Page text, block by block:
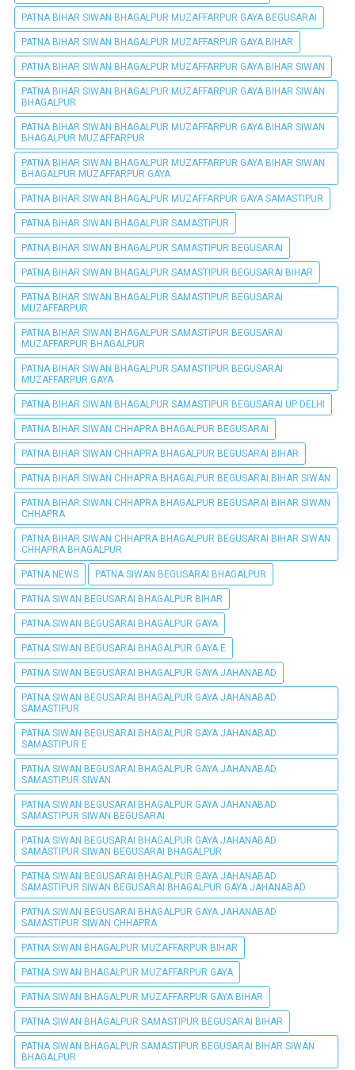
PATNA BIHAR SIWAN BHAGALPUR MUZAFFARPUR GAYA BEGUSARAI
PATNA BIHAR SIWAN BHAGALPUR MUZAFFARPUR GAYA BIHAR
PATNA BIHAR SIWAN BHAGALPUR MUZAFFARPUR GAYA BIHAR SIWAN
PATNA BIHAR SIWAN BHAGALPUR MUZAFFARPUR GAYA BIHAR SIWAN
BHAGALPUR
PATNA BIHAR SIWAN BHAGALPUR MUZAFFARPUR GAYA BIHAR SIWAN
BHAGALPUR MUZAFFARPUR
PATNA BIHAR SIWAN BHAGALPUR MUZAFFARPUR GAYA BIHAR SIWAN
BHAGALPUR MUZAFFARPUR GAYA
PATNA BIHAR SIWAN BHAGALPUR MUZAFFARPUR GAYA SAMASTIPUR
PATNA BIHAR SIWAN BHAGALPUR SAMASTIPUR
PATNA BIHAR SIWAN BHAGALPUR SAMASTIPUR BEGUSARAI
PATNA BIHAR SIWAN BHAGALPUR SAMASTIPUR BEGUSARAI BIHAR
PATNA BIHAR SIWAN BHAGALPUR SAMASTIPUR BEGUSARAI
MUZAFFARPUR
PATNA BIHAR SIWAN BHAGALPUR SAMASTIPUR BEGUSARAI
MUZAFFARPUR BHAGALPUR
PATNA BIHAR SIWAN BHAGALPUR SAMASTIPUR BEGUSARAI
MUZAFFARPUR GAYA
PATNA BIHAR SIWAN BHAGALPUR SAMASTIPUR BEGUSARAI UP DELHI
PATNA BIHAR SIWAN CHHAPRA BHAGALPUR BEGUSARAI
PATNA BIHAR SIWAN CHHAPRA BHAGALPUR BEGUSARAI BIHAR
PATNA BIHAR SIWAN CHHAPRA BHAGALPUR BEGUSARAI BIHAR SIWAN
PATNA BIHAR SIWAN CHHAPRA BHAGALPUR BEGUSARAI BIHAR SIWAN
CHHAPRA
PATNA BIHAR SIWAN CHHAPRA BHAGALPUR BEGUSARAI BIHAR SIWAN
CHHAPRA BHAGALPUR
PATNA NEWS PATNA SIWAN BEGUSARAI BHAGALPUR
PATNA SIWAN BEGUSARAI BHAGALPUR BIHAR
PATNA SIWAN BEGUSARAI BHAGALPUR GAYA
PATNA SIWAN BEGUSARAI BHAGALPUR GAYA E
PATNA SIWAN BEGUSARAI BHAGALPUR GAYA JAHANABAD
PATNA SIWAN BEGUSARAI BHAGALPUR GAYA JAHANABAD
SAMASTIPUR
PATNA SIWAN BEGUSARAI BHAGALPUR GAYA JAHANABAD
SAMASTIPUR E
PATNA SIWAN BEGUSARAI BHAGALPUR GAYA JAHANABAD
SAMASTIPUR SIWAN
PATNA SIWAN BEGUSARAI BHAGALPUR GAYA JAHANABAD
SAMASTIPUR SIWAN BEGUSARAI
PATNA SIWAN BEGUSARAI BHAGALPUR GAYA JAHANABAD
SAMASTIPUR SIWAN BEGUSARAI BHAGALPUR
PATNA SIWAN BEGUSARAI BHAGALPUR GAYA JAHANABAD
SAMASTIPUR SIWAN BEGUSARAI BHAGALPUR GAYA JAHANABAD
PATNA SIWAN BEGUSARAI BHAGALPUR GAYA JAHANABAD
SAMASTIPUR SIWAN CHHAPRA
PATNA SIWAN BHAGALPUR MUZAFFARPUR BIHAR
PATNA SIWAN BHAGALPUR MUZAFFARPUR GAYA
PATNA SIWAN BHAGALPUR MUZAFFARPUR GAYA BIHAR
PATNA SIWAN BHAGALPUR SAMASTIPUR BEGUSARAI BIHAR
PATNA SIWAN BHAGALPUR SAMASTIPUR BEGUSARAI BIHAR SIWAN
BHAGALPUR